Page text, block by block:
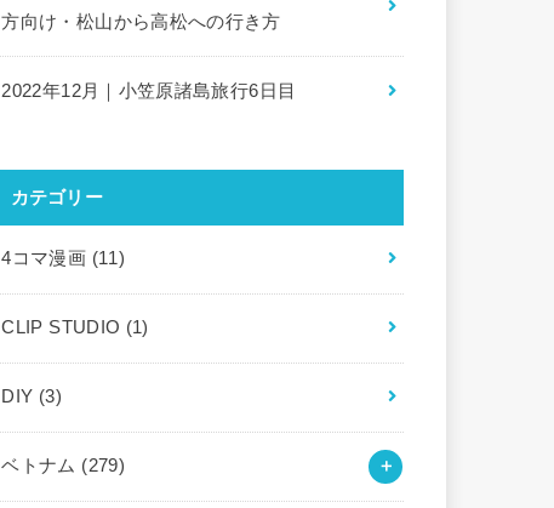
方向け・松山から高松への行き方
2022年12月｜小笠原諸島旅行6日目
カテゴリー
4コマ漫画 (11)
CLIP STUDIO (1)
DIY (3)
ベトナム (279)